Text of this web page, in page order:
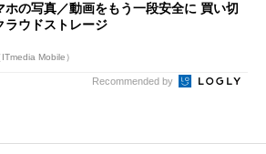
ホの写真／動画をもう一段安全に 買い切
ラウドストレージ
Mobile）
Recommended by